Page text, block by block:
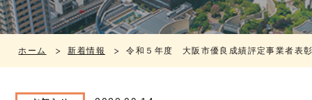
ホーム 新着情報 令和５年度 大阪市優良成績評定事業者表